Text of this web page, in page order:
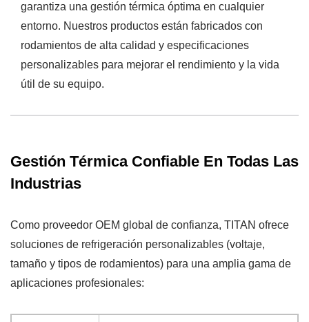
garantiza una gestión térmica óptima en cualquier
entorno. Nuestros productos están fabricados con
rodamientos de alta calidad y especificaciones
personalizables para mejorar el rendimiento y la vida
útil de su equipo.
Gestión Térmica Confiable En Todas Las
Industrias
Como proveedor OEM global de confianza, TITAN ofrece
soluciones de refrigeración personalizables (voltaje,
tamaño y tipos de rodamientos) para una amplia gama de
aplicaciones profesionales: